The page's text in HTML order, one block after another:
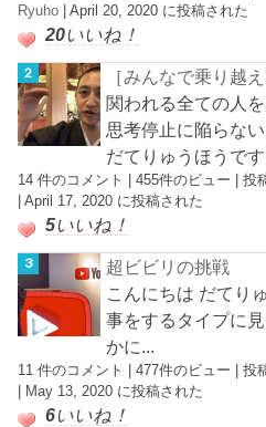
Ryuho |April 20, 2020 に投稿された
20いいね！
［みんなで乗り越
関われる全ての人
思考停止に陥らな
だてりゅうほうで
14 件のコメント |455件のビュー |投
|April 17, 2020 に投稿された
5いいね！
超ビビリの挑戦
こんにちは だてり
事をするタイプに
かに...
11 件のコメント |477件のビュー |投
May 13, 2020 に投稿された
6いいね！